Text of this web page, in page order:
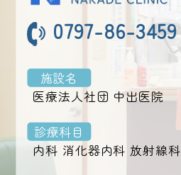
0797-86-3459
施設名
医療法人社団 中出医院
診療科目
内科 消化器内科 放射線科